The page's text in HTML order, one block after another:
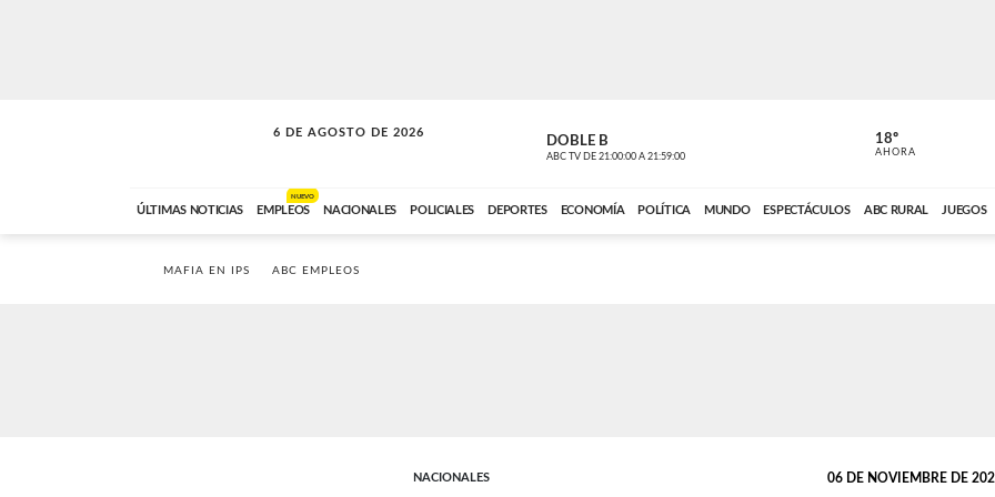
6 DE AGOSTO DE 2026
SOLO MÚSICA DOBLE B
ABC TV DE 21:00:00 A 21:59:00 ABC CARDINAL
18º
AHORA
ÚLTIMAS NOTICIAS EMPLEOS
NUEVO
NACIONALES POLICIALES DEPORTES ECONOMÍA POLÍTICA MUNDO ESPECTÁCULOS ABC RURAL JUEGOS
MAFIA EN IPS ABC EMPLEOS
NACIONALES 06 DE NOVIEMBRE DE